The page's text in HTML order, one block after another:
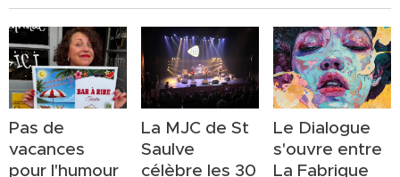
Pas de
vacances
pour l'humour
La MJC de St
Saulve
célèbre les 30
Le Dialogue
s'ouvre entre
La Fabrique